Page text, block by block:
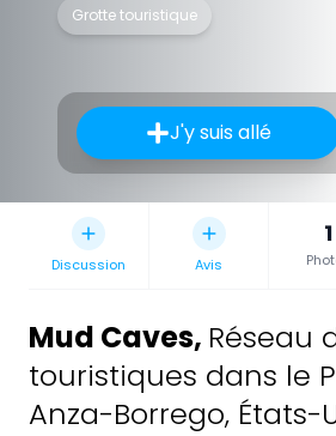
Grotte touristique
J'y suis allé
Discussion Avis
1
Mud Caves, Réseau
touristiques dans le
Anza-Borrego, États-